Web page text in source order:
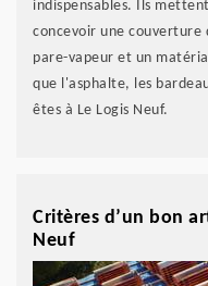
indispensables. Ils
concevoir une
pare-vapeur et un
que l'asphalte, les
êtes à Le Logis Neuf.
Critères d’un bon
Neuf